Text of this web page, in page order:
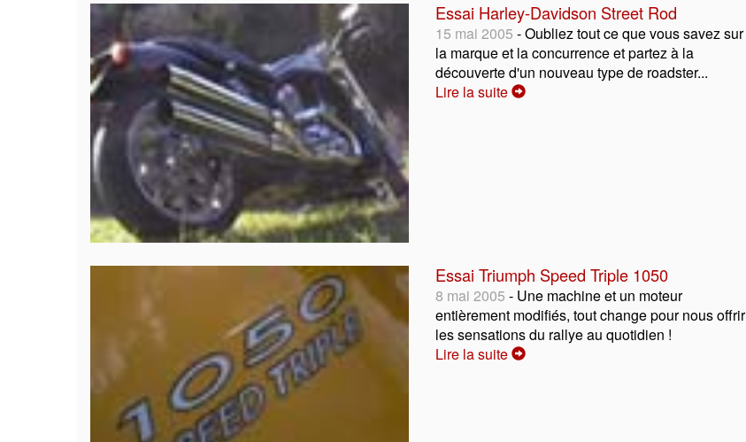
Essai Harley-Davidson Street Rod
15 mai 2005 - Oubliez tout ce que vous savez sur
la marque et la concurrence et partez à la
découverte d'un nouveau type de roadster...
Lire la suite
Essai Triumph Speed Triple 1050
8 mai 2005 - Une machine et un moteur
entièrement modifiés, tout change pour nous offrir
les sensations du rallye au quotidien !
Lire la suite